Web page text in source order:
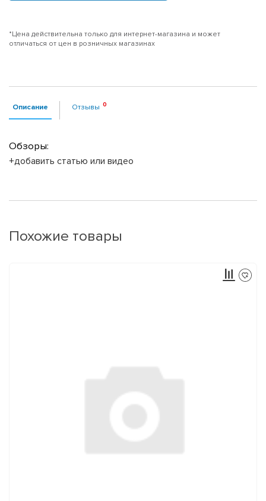
*Цена действительна только для интернет-магазина и может
отличаться от цен в розничных магазинах
Описание Отзывы
Обзоры:
+добавить статью или видео
Похожие товары